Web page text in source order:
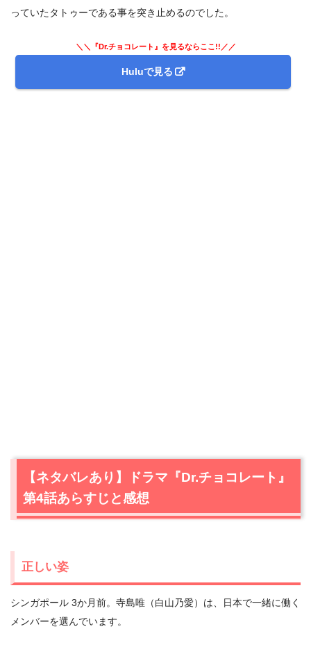
っていたタトゥーである事を突き止めるのでした。
＼＼『Dr.チョコレート』を見るならここ!!／／
Huluで見る
【ネタバレあり】ドラマ『Dr.チョコレート』
第4話あらすじと感想
正しい姿
シンガポール 3か月前。寺島唯（白山乃愛）は、日本で一緒に働く
メンバーを選んでいます。